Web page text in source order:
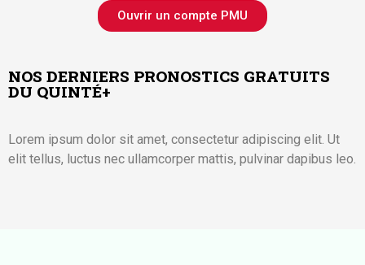
Ouvrir un compte PMU
NOS DERNIERS PRONOSTICS GRATUITS
DU QUINTÉ+
Lorem ipsum dolor sit amet, consectetur adipiscing elit. Ut
elit tellus, luctus nec ullamcorper mattis, pulvinar dapibus leo.